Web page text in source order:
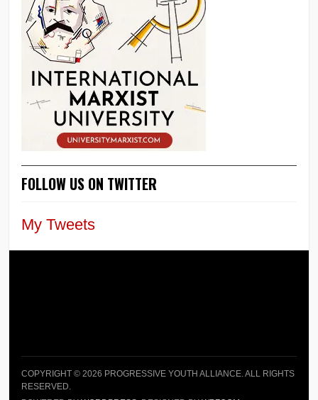
FOLLOW US ON TWITTER
My Tweets
COPYRIGHT © 2026 PROGRESSIVE YOUTH ALLIANCE. ALL RIGHTS
RESERVED.